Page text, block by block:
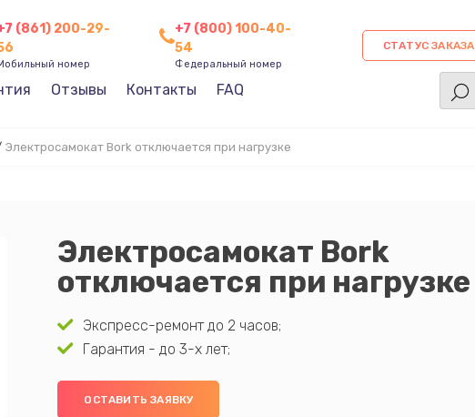
(861) 200-29-
номер
+7 (800) 100-40-
54
Федеральный номер
СТАТУС ЗАКАЗА
Отзывы Контакты FAQ
Электросамокат Bork отключается при нагрузке
Электросамокат Bork
отключается при нагрузке
Экспресс-ремонт до 2 часов;
Гарантия - до 3-х лет;
ОСТАВИТЬ ЗАЯВКУ